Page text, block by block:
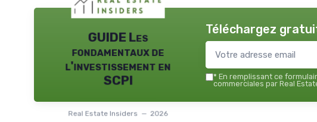
GUIDE Les
fondamentaux de
l'investissement en
SCPI
Real Estate Insiders — 2026
Téléchargez
* En remplissant ce
commerciales par Real